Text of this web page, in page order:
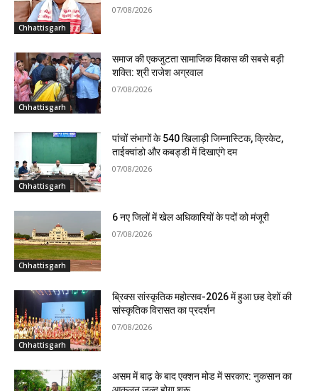
Chhattisgarh
07/08/2026
Chhattisgarh
समाज की एकजुटता सामाजिक विकास की सबसे बड़ी
शक्ति: श्री राजेश अग्रवाल
07/08/2026
Chhattisgarh
पांचों संभागों के 540 खिलाड़ी जिम्नास्टिक, क्रिकेट,
ताईक्वांडो और कबड्डी में दिखाएंगे दम
07/08/2026
Chhattisgarh
6 नए जिलों में खेल अधिकारियों के पदों को मंजूरी
07/08/2026
Chhattisgarh
ब्रिक्स सांस्कृतिक महोत्सव-2026 में हुआ छह देशों की
सांस्कृतिक विरासत का प्रदर्शन
07/08/2026
असम में बाढ़ के बाद एक्शन मोड में सरकार: नुकसान का